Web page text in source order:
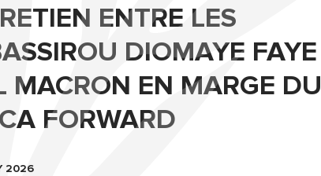
ENTRE LES
DIOMAYE FAYE
MACRON EN MARGE DU
FORWARD
2026